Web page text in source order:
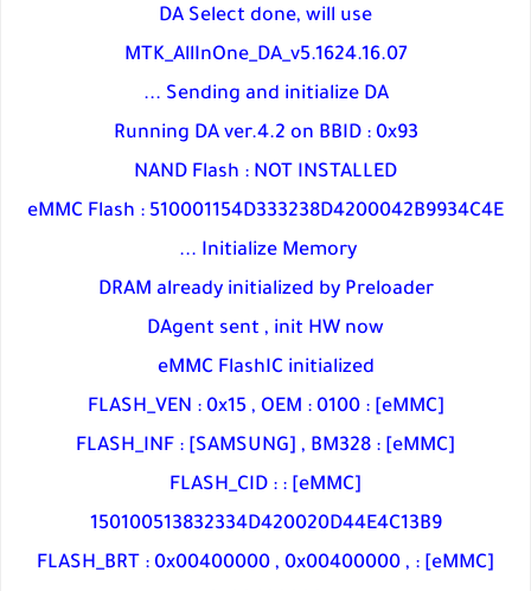
DA Select done, will use
MTK_AllInOne_DA_v5.1624.16.07
Sending and initialize DA ...
Running DA ver.4.2 on BBID : 0x93
NAND Flash : NOT INSTALLED
eMMC Flash : 510001154D333238D4200042B9934C4E
Initialize Memory ...
DRAM already initialized by Preloader
DAgent sent , init HW now
eMMC FlashIC initialized
[eMMC] : FLASH_VEN : 0x15 , OEM : 0100
[eMMC] : FLASH_INF : [SAMSUNG] , BM328
[eMMC] : FLASH_CID :
150100513832334D420020D44E4C13B9
[eMMC] : FLASH_BRT : 0x00400000 , 0x00400000 ,